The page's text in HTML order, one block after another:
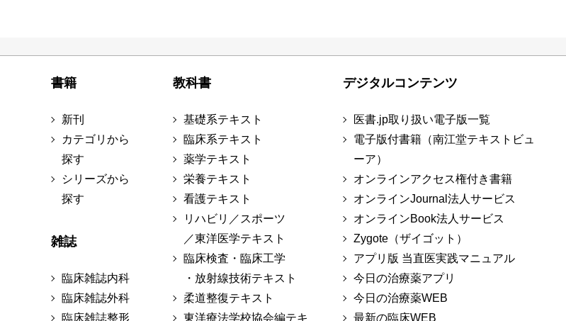
書籍
新刊
カテゴリから
探す
シリーズから
探す
雑誌
臨床雑誌内科
臨床雑誌外科
臨床雑誌整形
教科書
基礎系テキスト
臨床系テキスト
薬学テキスト
栄養テキスト
看護テキスト
リハビリ／スポーツ
／東洋医学テキスト
臨床検査・臨床工学
・放射線技術テキスト
柔道整復テキスト
東洋療法学校協会編テキ
デジタルコンテンツ
医書.jp取り扱い電子版一覧
電子版付書籍（南江堂テキストビュ
ーア）
オンラインアクセス権付き書籍
オンラインJournal法人サービス
オンラインBook法人サービス
Zygote（ザイゴット）
アプリ版 当直医実践マニュアル
今日の治療薬アプリ
今日の治療薬WEB
最新の臨床WEB